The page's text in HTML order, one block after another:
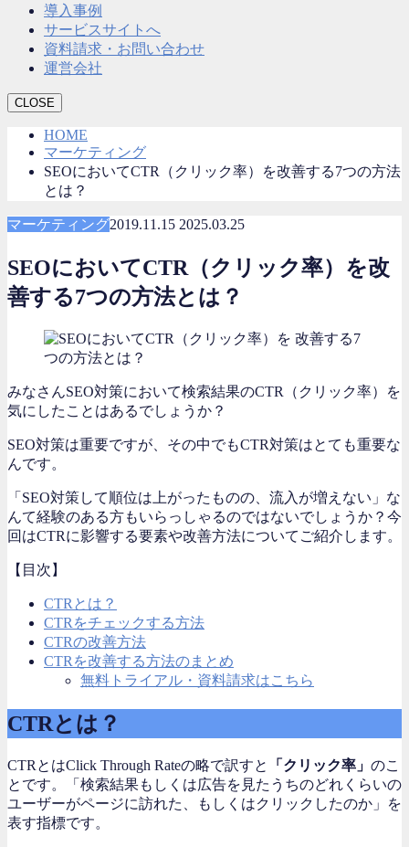
導入事例
サービスサイトへ
資料請求・お問い合わせ
運営会社
CLOSE
HOME
マーケティング
SEOにおいてCTR（クリック率）を改善する7つの方法
とは？
マーケティング2019.11.15 2025.03.25
SEOにおいてCTR（クリック率）を改
善する7つの方法とは？
みなさんSEO対策において検索結果のCTR（クリック率）を
気にしたことはあるでしょうか？
SEO対策は重要ですが、その中でもCTR対策はとても重要な
んです。
「SEO対策して順位は上がったものの、流入が増えない」な
んて経験のある方もいらっしゃるのではないでしょうか？今
回はCTRに影響する要素や改善方法についてご紹介します。
【目次】
CTRとは？
CTRをチェックする方法
CTRの改善方法
CTRを改善する方法のまとめ
無料トライアル・資料請求はこちら
CTRとは？
CTRとはClick Through Rateの略で訳すと 「クリック率」 のこ
とです。「検索結果もしくは広告を見たうちのどれくらいの
ユーザーがページに訪れた、もしくはクリックしたのか」を
表す指標です。